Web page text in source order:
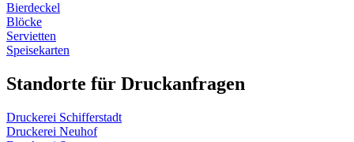
Bierdeckel
Blöcke
Servietten
Speisekarten
Standorte für Druckanfragen
Druckerei Schifferstadt
Druckerei Neuhof